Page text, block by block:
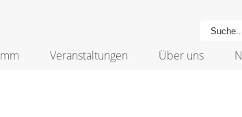
Veranstaltungen Über uns